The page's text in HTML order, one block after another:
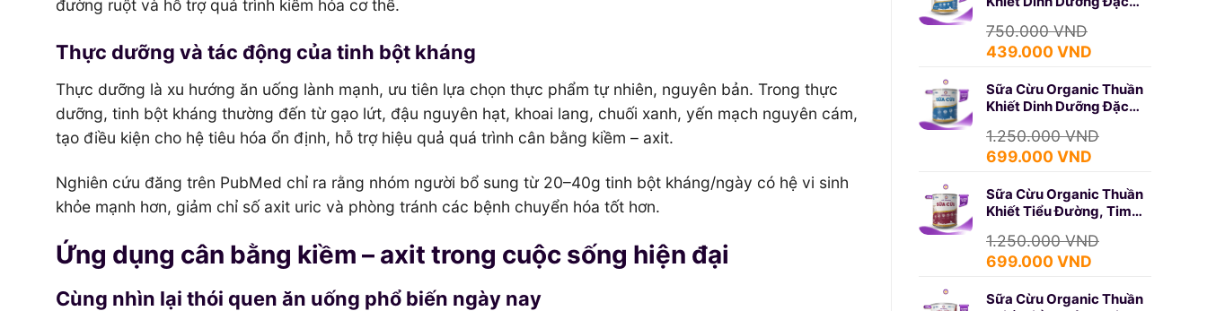
đường ruột và hỗ trợ quá trình kiềm hóa cơ thể.
Thực dưỡng và tác động của tinh bột kháng
Thực dưỡng là xu hướng ăn uống lành mạnh, ưu tiên lựa chọn thực phẩm tự nhiên, nguyên bản. Trong thực
dưỡng, tinh bột kháng thường đến từ gạo lứt, đậu nguyên hạt, khoai lang, chuối xanh, yến mạch nguyên cám,
tạo điều kiện cho hệ tiêu hóa ổn định, hỗ trợ hiệu quả quá trình cân bằng kiềm – axit.
Nghiên cứu đăng trên PubMed chỉ ra rằng nhóm người bổ sung từ 20–40g tinh bột kháng/ngày có hệ vi sinh
khỏe mạnh hơn, giảm chỉ số axit uric và phòng tránh các bệnh chuyển hóa tốt hơn.
Ứng dụng cân bằng kiềm – axit trong cuộc sống hiện đại
Cùng nhìn lại thói quen ăn uống phổ biến ngày nay
750.000VND
Giá
là:
750.000 VND.
439.000 VND
tại
là:
439.000 VND.
Sữa Cừu Organic Thuần
Khiết Dinh Dưỡng Đặc
1.250.000VND
Giá
là:
1.250.000 VND.
699.000 VND
tại
là:
699.000 VND.
Sữa Cừu Organic Thuần
Khiết Tiểu Đường, Tim
1.250.000VND
Giá
là:
699.000 VND
tại
Sữa Cừu Organic Thuần